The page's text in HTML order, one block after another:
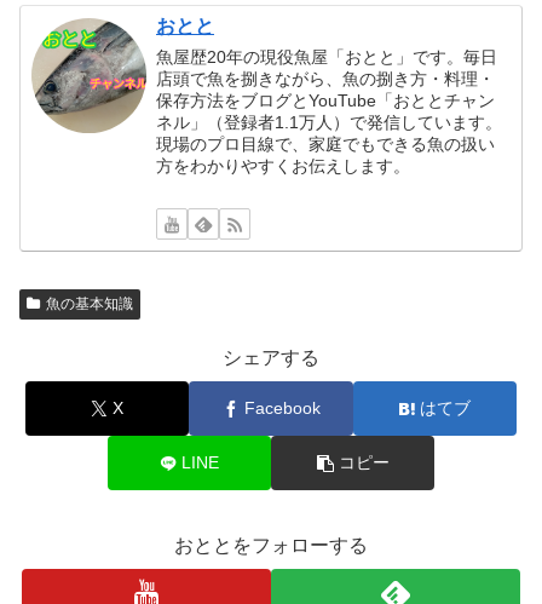
おとと
魚屋歴20年の現役魚屋「おとと」です。毎日
店頭で魚を捌きながら、魚の捌き方・料理・
保存方法をブログとYouTube「おととチャン
ネル」（登録者1.1万人）で発信しています。
現場のプロ目線で、家庭でもできる魚の扱い
方をわかりやすくお伝えします。
魚の基本知識
シェアする
X Facebook はてブ
LINE コピー
おととをフォローする